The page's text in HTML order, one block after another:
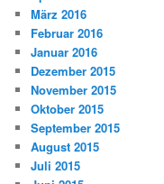
März 2016
Februar 2016
Januar 2016
Dezember 2015
November 2015
Oktober 2015
September 2015
August 2015
Juli 2015